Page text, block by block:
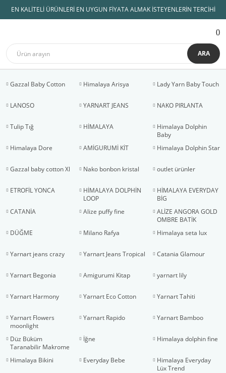
EN KALİTELİ ÜRÜNLERİ EN UYGUN FİYATA ALMAK İSTEYENLERİN TERCİHİ
ARA
Gazzal Baby Cotton Himalaya Arisya Lady Yarn Baby Touch
LANOSO YARNART JEANS NAKO PIRLANTA
Tulip Tığ HİMALAYA
Himalaya Dolphin
Baby
Himalaya Dore
AMİGURUMİ KİT Himalaya Dolphin Star
Gazzal baby cotton Xl Nako bonbon kristal outlet ürünler
ETROFİL YONCA
HİMALAYA DOLPHİN
LOOP
HİMALAYA EVERYDAY
BİG
CATANİA
Alize puffy fine
ALİZE ANGORA GOLD
OMBRE BATİK
DÜĞME
Milano Rafya Himalaya seta lux
Yarnart jeans crazy Yarnart Jeans Tropical Catania Glamour
Yarnart Begonia Amigurumi Kitap yarnart lily
Yarnart Harmony Yarnart Eco Cotton Yarnart Tahiti
Yarnart Flowers
moonlight
Yarnart Rapido Yarnart Bamboo
Düz Büküm
Taranabilir Makrome
İğne Himalaya dolphin fine
Himalaya Bikini Everyday Bebe
Himalaya Everyday
Lüx Trend